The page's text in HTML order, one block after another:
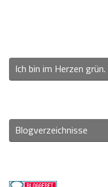
Ich bin im Herzen grün.
Blogverzeichnisse